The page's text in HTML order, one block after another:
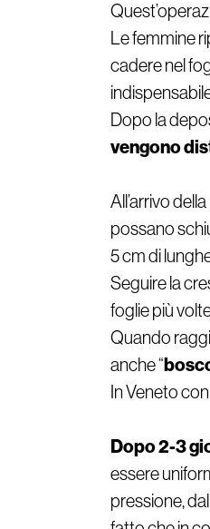
Le femmine
cadere nel
Dopo la
vengono
All’arrivo
possano
5 cm di
Seguire la
foglie più
Quando
anche “
In Veneto con
Dopo 2-3
essere
pressione,